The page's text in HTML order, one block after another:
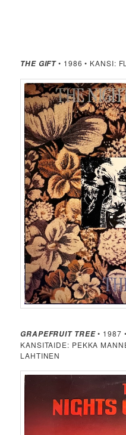
THE GIFT• 1986 • KANSI:
GRAPEFRUIT TREE• 1987
KANSITAIDE: PEKKA
LAHTINEN